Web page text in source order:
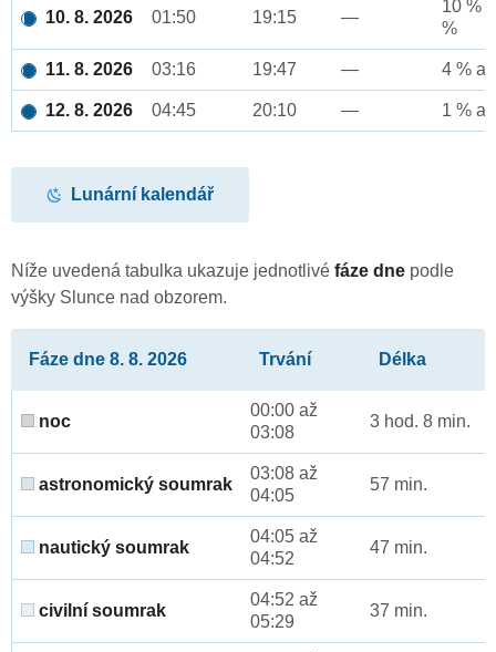
10. 8. 2026 01:50 19:15 —
10 %
%
11. 8. 2026 03:16 19:47 — 4 %
12. 8. 2026 04:45 20:10 — 1 %
Lunární kalendář
Níže uvedená tabulka ukazuje jednotlivé fáze dne podle
výšky Slunce nad obzorem.
Fáze dne 8. 8. 2026 Trvání Délka
noc
00:00 až
03:08
3 hod. 8 min.
astronomický soumrak
03:08 až
04:05
57 min.
nautický soumrak
04:05 až
04:52
47 min.
civilní soumrak
04:52 až
05:29
37 min.